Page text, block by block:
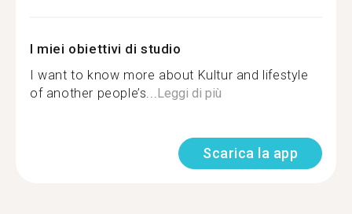
I miei obiettivi di studio
I want to know more about Kultur and lifestyle
of another people’s...Leggi di più
Scarica la app